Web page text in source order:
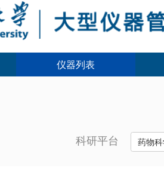
仪器列表
科研平台 药物